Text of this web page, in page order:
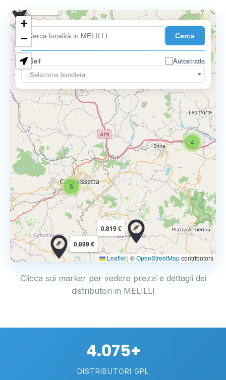
Cerca
Self
Autostrada
Seleziona bandiera
4
5
0.819 €
0.899 €
+
−
Leaflet | ©OpenStreetMapcontributors
Clicca sui marker per vedere prezzi e dettagli dei
distributori in MELILLI
4.075+
DISTRIBUTORI GPL